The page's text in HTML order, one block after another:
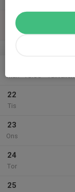
20
Sön
Mån 18:00
Tallvallen
22
Tis
23
Ons
24
Tor
25